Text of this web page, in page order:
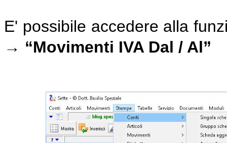
E' possibile accedere alla
→ “Movimenti IVA Dal / Al”